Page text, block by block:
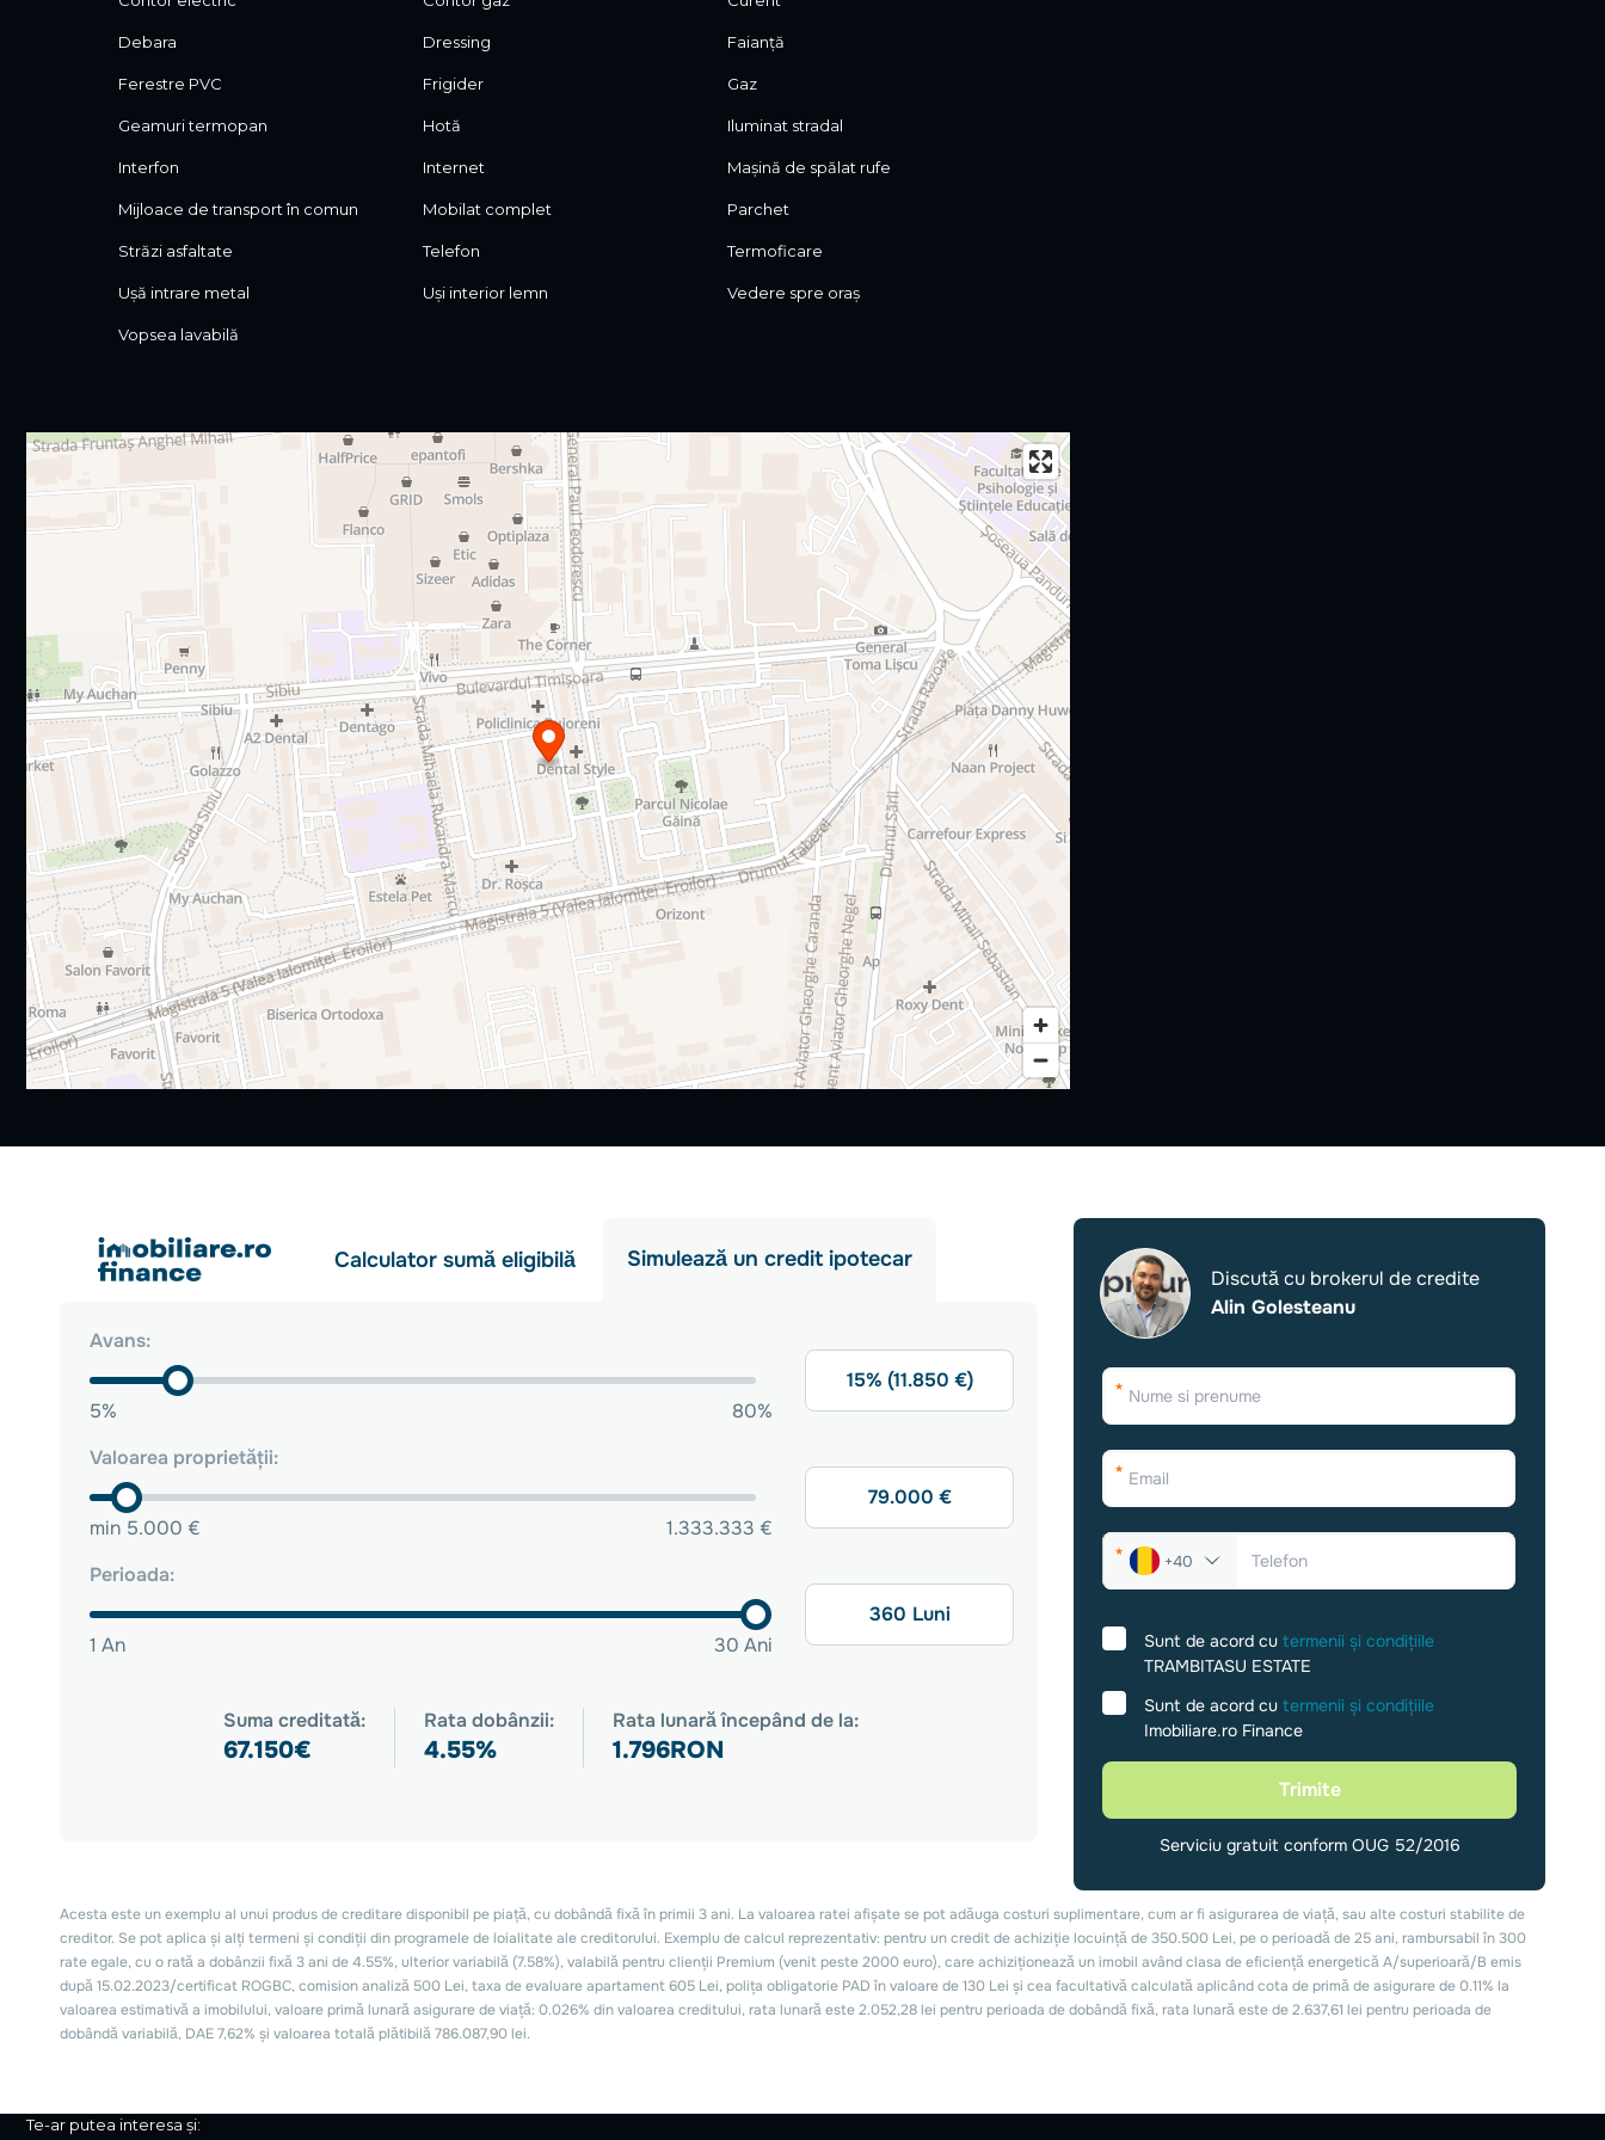
Debara Dressing Faianță
Ferestre PVC Frigider Gaz
Geamuri termopan Hotă Iluminat stradal
Interfon Internet Mașină de spălat rufe
Mijloace de transport în comun Mobilat complet Parchet
Străzi asfaltate Telefon Termoficare
Ușă intrare metal Uși interior lemn Vedere spre oraș
Vopsea lavabilă
Te-ar putea interesa și: